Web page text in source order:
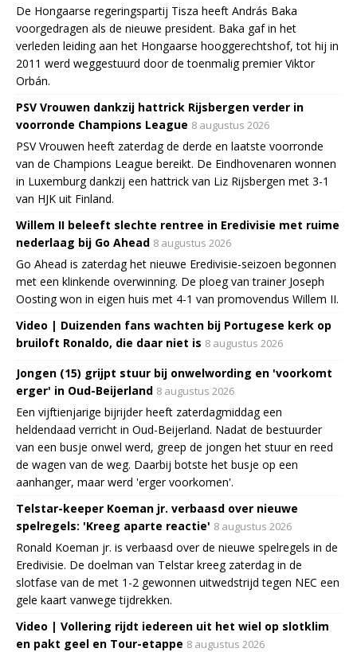
De Hongaarse regeringspartij Tisza heeft András Baka
voorgedragen als de nieuwe president. Baka gaf in het
verleden leiding aan het Hongaarse hooggerechtshof, tot hij in
2011 werd weggestuurd door de toenmalig premier Viktor
Orbán.
PSV Vrouwen dankzij hattrick Rijsbergen verder in
voorronde Champions League 8 augustus 2026
PSV Vrouwen heeft zaterdag de derde en laatste voorronde
van de Champions League bereikt. De Eindhovenaren wonnen
in Luxemburg dankzij een hattrick van Liz Rijsbergen met 3-1
van HJK uit Finland.
Willem II beleeft slechte rentree in Eredivisie met ruime
nederlaag bij Go Ahead 8 augustus 2026
Go Ahead is zaterdag het nieuwe Eredivisie-seizoen begonnen
met een klinkende overwinning. De ploeg van trainer Joseph
Oosting won in eigen huis met 4-1 van promovendus Willem II.
Video | Duizenden fans wachten bij Portugese kerk op
bruiloft Ronaldo, die daar niet is 8 augustus 2026
Jongen (15) grijpt stuur bij onwelwording en 'voorkomt
erger' in Oud-Beijerland 8 augustus 2026
Een vijftienjarige bijrijder heeft zaterdagmiddag een
heldendaad verricht in Oud-Beijerland. Nadat de bestuurder
van een busje onwel werd, greep de jongen het stuur en reed
de wagen van de weg. Daarbij botste het busje op een
aanhanger, maar werd 'erger voorkomen'.
Telstar-keeper Koeman jr. verbaasd over nieuwe
spelregels: 'Kreeg aparte reactie' 8 augustus 2026
Ronald Koeman jr. is verbaasd over de nieuwe spelregels in de
Eredivisie. De doelman van Telstar kreeg zaterdag in de
slotfase van de met 1-2 gewonnen uitwedstrijd tegen NEC een
gele kaart vanwege tijdrekken.
Video | Vollering rijdt iedereen uit het wiel op slotklim
en pakt geel en Tour-etappe 8 augustus 2026